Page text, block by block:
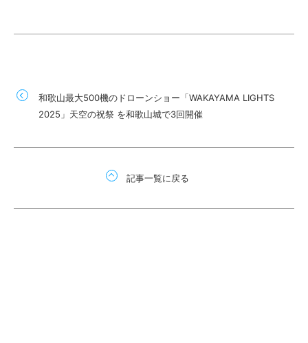
和歌山最大500機のドローンショー「WAKAYAMA LIGHTS
2025」天空の祝祭 を和歌山城で3回開催
記事一覧に戻る